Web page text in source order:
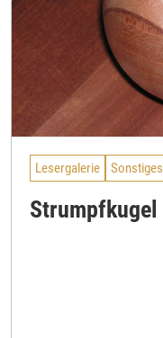
Lesergalerie Sonstiges
Strumpfkugel